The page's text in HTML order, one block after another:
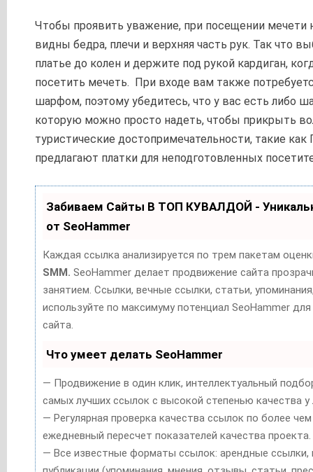
Чтобы проявить уважение, при посещении
видны бедра, плечи и верхняя часть рук. Так что
платье до колен и держите под рукой кардиган,
посетить мечеть. При входе вам также
шарфом, поэтому убедитесь, что у вас есть либо
которую можно просто надеть, чтобы прикрыть
туристические достопримечательности, такие как
предлагают платки для неподготовленных
Забиваем Сайты В ТОП КУВАЛДОЙ -
от SeoHammer
Каждая ссылка анализируется по трем пакетам
SMM. SeoHammer делает продвижение сайта
занятием. Ссылки, вечные ссылки, статьи,
используйте по максимуму потенциал SeoHammer
сайта.
Что умеет делать SeoHammer
— Продвижение в один клик, интеллектуальный
самых лучших ссылок с высокой степенью качества
— Регулярная проверка качества ссылок по более
ежедневный пересчет показателей качества проекта.
— Все известные форматы ссылок: арендные ссылки,